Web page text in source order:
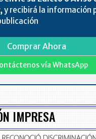
y recibirá la información
Comprar Ahora
vía WhatsApp
IMPRESA